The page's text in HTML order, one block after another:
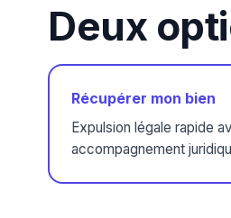
Deux
Récupérer mon bien
Expulsion légale rapide
accompagnement